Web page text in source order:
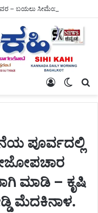
Switch
Log
ಪೂರ್ವದಲ್ಲಿ
ಮಾಡಿ – ಕೃಷಿ
ಮೆದಕಿನಾಳ.